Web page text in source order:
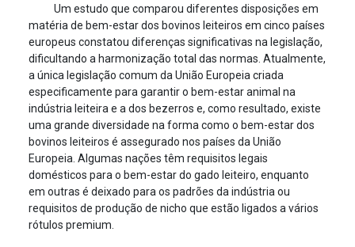
Um estudo que comparou diferentes disposições em
matéria de bem-estar dos bovinos leiteiros em cinco países
europeus constatou diferenças significativas na legislação,
dificultando a harmonização total das normas. Atualmente,
a única legislação comum da União Europeia criada
especificamente para garantir o bem-estar animal na
indústria leiteira e a dos bezerros e, como resultado, existe
uma grande diversidade na forma como o bem-estar dos
bovinos leiteiros é assegurado nos países da União
Europeia. Algumas nações têm requisitos legais
domésticos para o bem-estar do gado leiteiro, enquanto
em outras é deixado para os padrões da indústria ou
requisitos de produção de nicho que estão ligados a vários
rótulos premium.